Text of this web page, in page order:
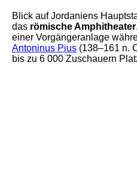
Blick auf Jordaniens
das römische Amphitheater
einer Vorgängeranlage
Antoninus Pius (138–161 n.
bis zu 6 000 Zuschauern